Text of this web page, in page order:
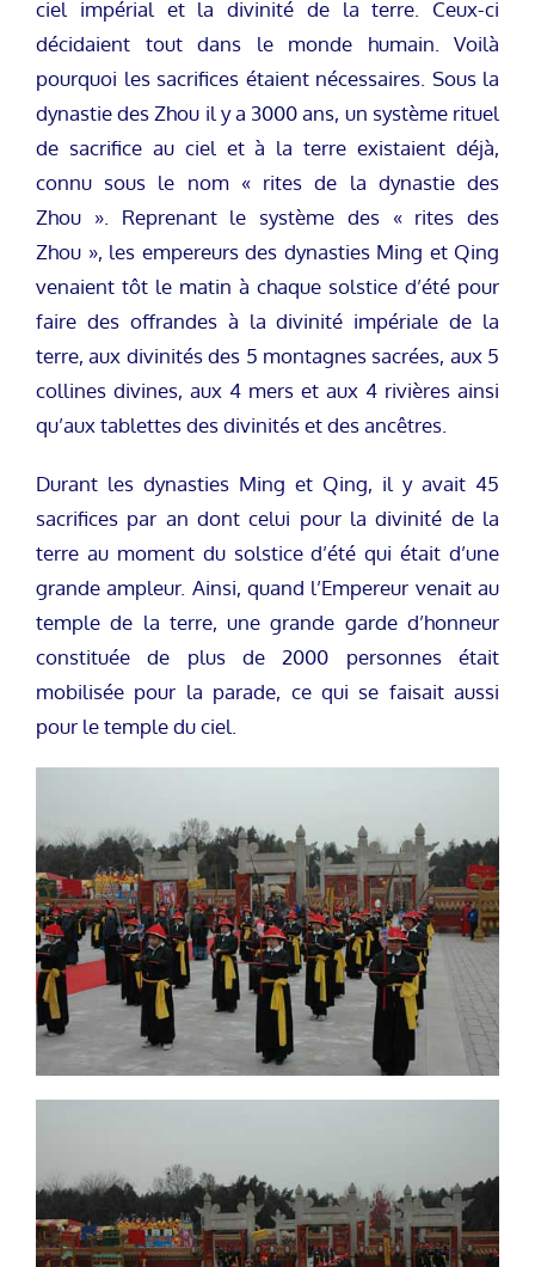
ciel impérial et la divinité de la terre. Ceux-ci
décidaient tout dans le monde humain. Voilà
pourquoi les sacrifices étaient nécessaires. Sous la
dynastie des Zhou il y a 3000 ans, un système rituel
de sacrifice au ciel et à la terre existaient déjà,
connu sous le nom « rites de la dynastie des
Zhou ». Reprenant le système des « rites des
Zhou », les empereurs des dynasties Ming et Qing
venaient tôt le matin à chaque solstice d’été pour
faire des offrandes à la divinité impériale de la
terre, aux divinités des 5 montagnes sacrées, aux 5
collines divines, aux 4 mers et aux 4 rivières ainsi
qu’aux tablettes des divinités et des ancêtres.
Durant les dynasties Ming et Qing, il y avait 45
sacrifices par an dont celui pour la divinité de la
terre au moment du solstice d’été qui était d’une
grande ampleur. Ainsi, quand l’Empereur venait au
temple de la terre, une grande garde d’honneur
constituée de plus de 2000 personnes était
mobilisée pour la parade, ce qui se faisait aussi
pour le temple du ciel.